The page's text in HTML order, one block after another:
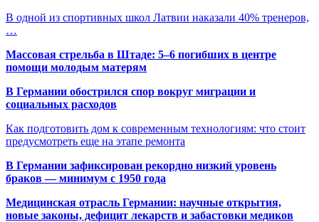
В одной из спортивных школ Латвии наказали 40% тренеров,
…
Массовая стрельба в Штаде: 5–6 погибших в центре
помощи молодым матерям
В Германии обострился спор вокруг миграции и
социальных расходов
Как подготовить дом к современным технологиям: что стоит
предусмотреть еще на этапе ремонта
В Германии зафиксирован рекордно низкий уровень
браков — минимум с 1950 года
Медицинская отрасль Германии: научные открытия,
новые законы, дефицит лекарств и забастовки медиков